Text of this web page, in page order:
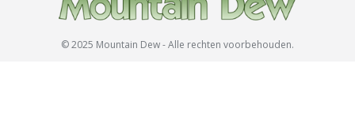
© 2025 Mountain Dew - Alle rechten voorbehouden.